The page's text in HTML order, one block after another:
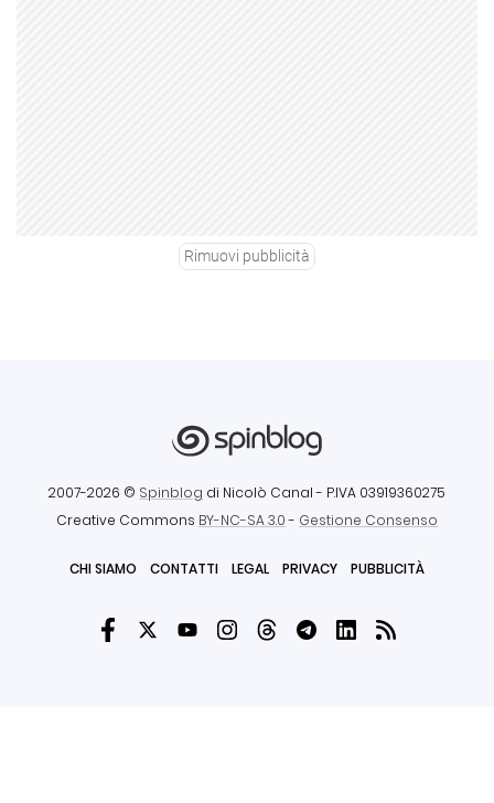
Rimuovi pubblicità
2007-2026 © Spinblog di Nicolò Canal - P.IVA 03919360275
Creative Commons BY-NC-SA 3.0- Gestione Consenso
CHI SIAMO CONTATTI LEGAL PRIVACY PUBBLICITÀ